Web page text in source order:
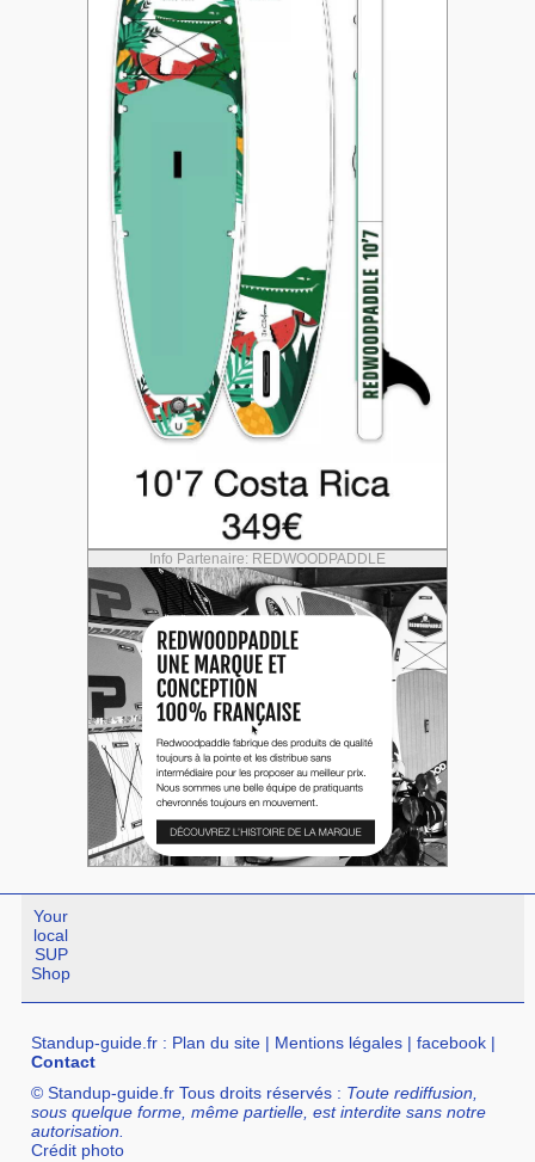
Info Partenaire: REDWOODPADDLE
Your
local
SUP
Shop
Standup-guide.fr : Plan du site | Mentions légales |facebook |
Contact
© Standup-guide.fr Tous droits réservés : Toute rediffusion,
sous quelque forme, même partielle, est interdite sans notre
autorisation.
Crédit photo